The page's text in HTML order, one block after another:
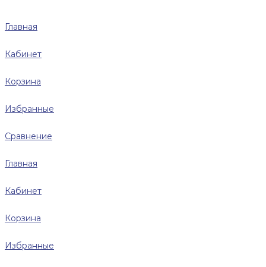
Главная
Кабинет
Корзина
Избранные
Сравнение
Главная
Кабинет
Корзина
Избранные